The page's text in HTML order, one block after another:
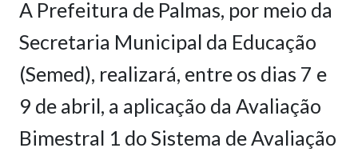
A Prefeitura de Palmas, por meio da
Secretaria Municipal da Educação
(Semed), realizará, entre os dias 7 e
9 de abril, a aplicação da Avaliação
Bimestral 1 do Sistema de Avaliação